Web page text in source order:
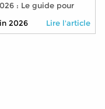
: Le guide pour
sans pénaliser sa
2026 Lire l'article